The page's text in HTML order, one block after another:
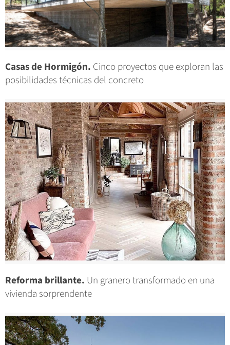
Casas de Hormigón. Cinco proyectos que exploran las
posibilidades técnicas del concreto
Reforma brillante. Un granero transformado en una
vivienda sorprendente